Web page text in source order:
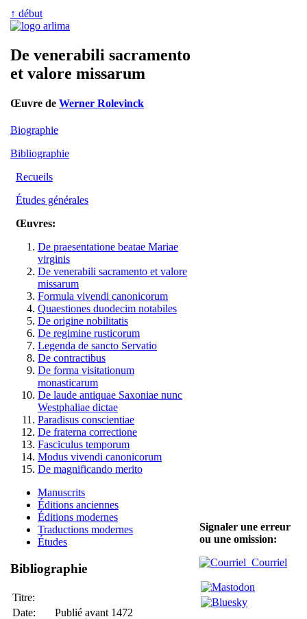
↑ début
De venerabili sacramento
et valore missarum
Œuvre de Werner Rolevinck
Biographie
Bibliographie
Recueils
Études générales
Œuvres:
De praesentatione beatae Mariae
virginis
De venerabili sacramento et valore
missarum
Formula vivendi canonicorum
Quaestiones duodecim notabiles
De origine nobilitatis
De regimine rusticorum
Legenda de sancto Servatio
De contractibus
De forma visitationum
monasticarum
De laude antiquae Saxoniae nunc
Westphaliae dictae
Paradisus conscientiae
De fraterna correctione
Fasciculus temporum
Modus vivendi canonicorum
De magnificando merito
Manuscrits
Éditions anciennes
Éditions modernes
Traductions modernes
Études
Bibliographie
Titre:
Date:
Publié avant 1472
Signaler une erreur
ou une omission:
Courriel